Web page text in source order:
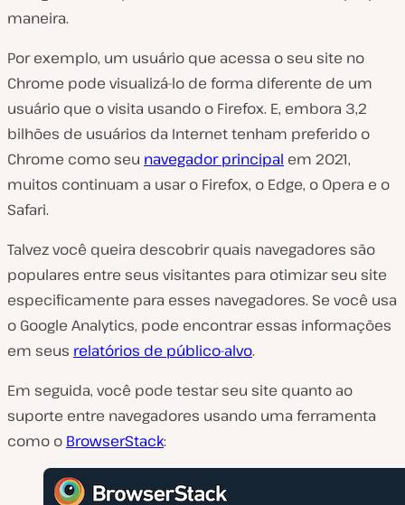
maneira.
Por exemplo, um usuário que acessa o seu site no
Chrome pode visualizá-lo de forma diferente de um
usuário que o visita usando o Firefox. E, embora 3,2
bilhões de usuários da Internet tenham preferido o
Chrome como seu navegador principal em 2021,
muitos continuam a usar o Firefox, o Edge, o Opera e o
Safari.
Talvez você queira descobrir quais navegadores são
populares entre seus visitantes para otimizar seu site
especificamente para esses navegadores. Se você usa
o Google Analytics, pode encontrar essas informações
em seus relatórios de público-alvo.
Em seguida, você pode testar seu site quanto ao
suporte entre navegadores usando uma ferramenta
como o BrowserStack: